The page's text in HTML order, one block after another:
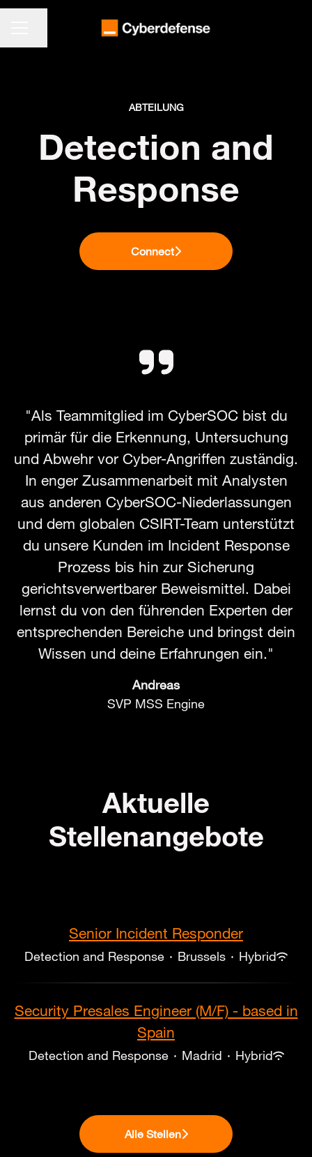
ABTEILUNG
Detection and
Response
Connect
"Als Teammitglied im CyberSOC bist du
primär für die Erkennung, Untersuchung
und Abwehr vor Cyber-Angriffen zuständig.
In enger Zusammenarbeit mit Analysten
aus anderen CyberSOC-Niederlassungen
und dem globalen CSIRT-Team unterstützt
du unsere Kunden im Incident Response
Prozess bis hin zur Sicherung
gerichtsverwertbarer Beweismittel. Dabei
lernst du von den führenden Experten der
entsprechenden Bereiche und bringst dein
Wissen und deine Erfahrungen ein."
Andreas
SVP MSS Engine
Aktuelle
Stellenangebote
Senior Incident Responder
Detection and Response · Brussels · Hybrid
Security Presales Engineer (M/F) - based in
Spain
Detection and Response · Madrid · Hybrid
Alle Stellen